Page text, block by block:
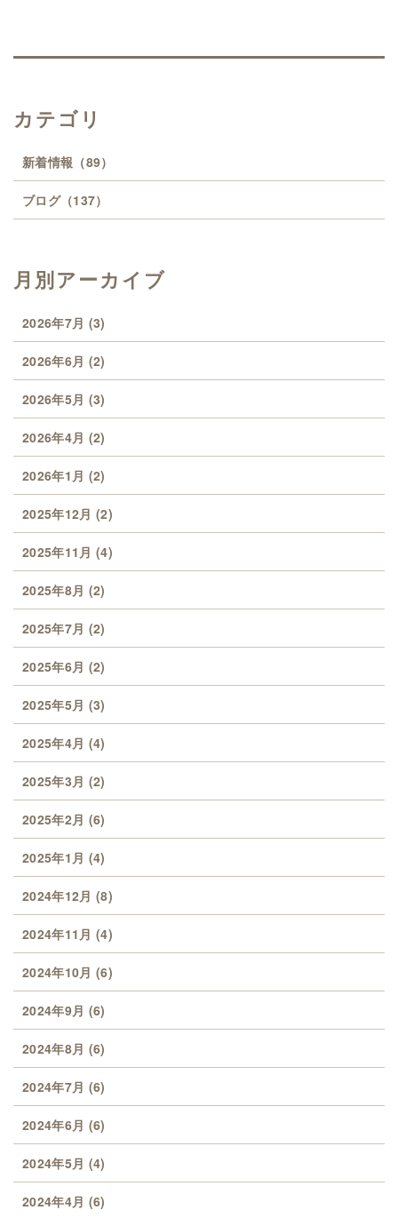
カテゴリ
新着情報 （89）
ブログ（137）
月別アーカイブ
2026年7月 (3)
2026年6月 (2)
2026年5月 (3)
2026年4月 (2)
2026年1月 (2)
2025年12月 (2)
2025年11月 (4)
2025年8月 (2)
2025年7月 (2)
2025年6月 (2)
2025年5月 (3)
2025年4月 (4)
2025年3月 (2)
2025年2月 (6)
2025年1月 (4)
2024年12月 (8)
2024年11月 (4)
2024年10月 (6)
2024年9月 (6)
2024年8月 (6)
2024年7月 (6)
2024年6月 (6)
2024年5月 (4)
2024年4月 (6)